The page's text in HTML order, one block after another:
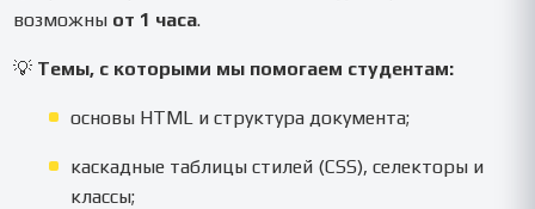
возможны от 1 часа.
💡 Темы, с которыми мы помогаем студентам:
основы HTML и структура документа;
каскадные таблицы стилей (CSS), селекторы и
классы;